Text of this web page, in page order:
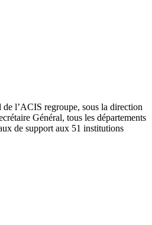
de l’ACIS regroupe, sous la direction
Général, tous les départements
de support aux 51 institutions